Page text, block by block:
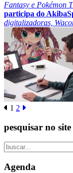
Fantasy e Pokémon
participa do
digitalizadoras,
1 2
pesquisar no site
Agenda